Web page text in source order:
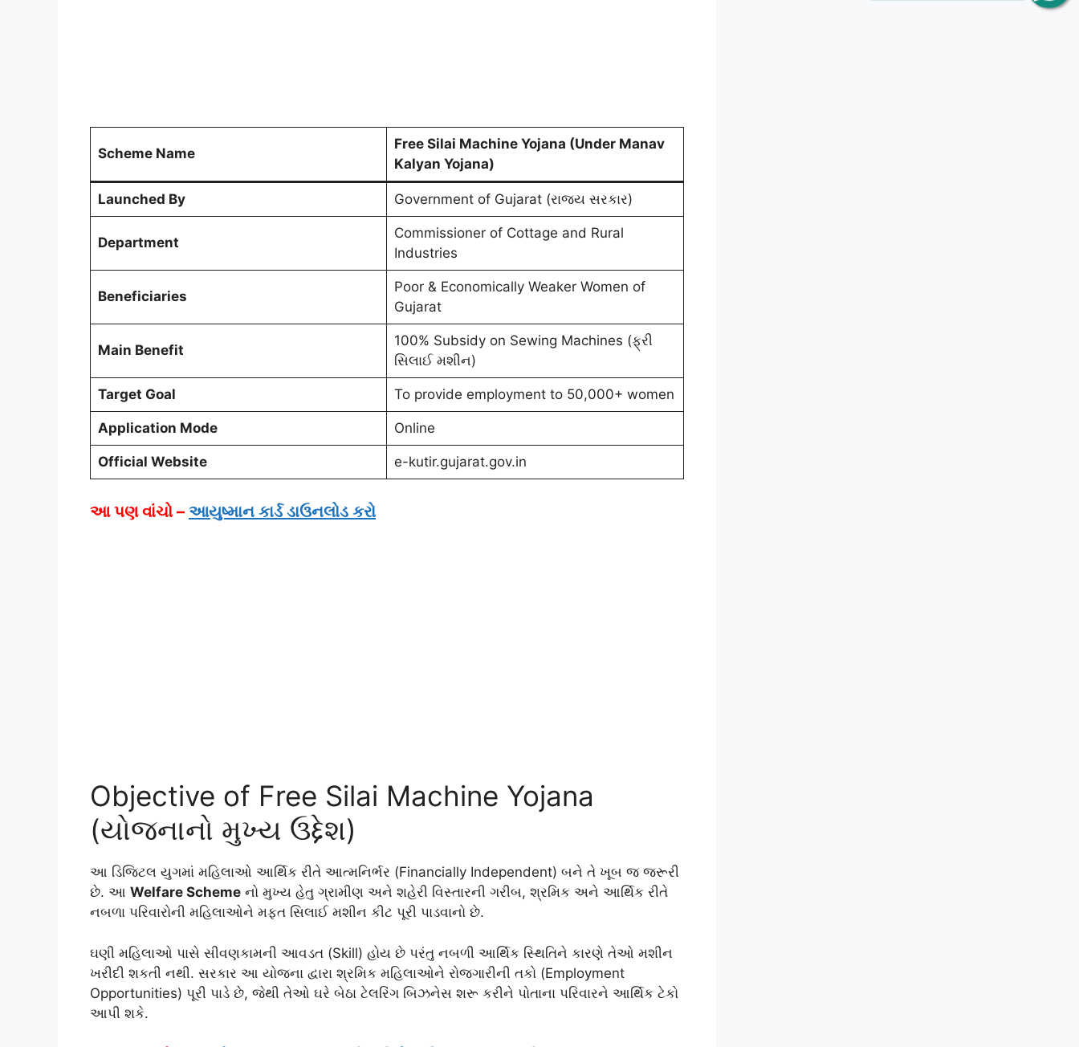
Scheme Name
Free Silai Machine Yojana (Under Manav
Kalyan Yojana)
Launched By Government of Gujarat (રાજ્ય સરકાર)
Department
Commissioner of Cottage and Rural
Industries
Beneficiaries
Poor & Economically Weaker Women of
Gujarat
Main Benefit
100% Subsidy on Sewing Machines (ફ્રી
સિલાઈ મશીન)
Target Goal To provide employment to 50,000+ women
Application Mode Online
Official Website e-kutir.gujarat.gov.in
આ પણ વાંચો – આયુષ્માન કાર્ડ ડાઉનલોડ કરો
Objective of Free Silai Machine Yojana
(યોજનાનો મુખ્ય ઉદ્દેશ)
આ ડિજિટલ યુગમાં મહિલાઓ આર્થિક રીતે આત્મનિર્ભર (Financially Independent) બને તે ખૂબ જ જરૂરી
છે. આ Welfare Scheme નો મુખ્ય હેતુ ગ્રામીણ અને શહેરી વિસ્તારની ગરીબ, શ્રમિક અને આર્થિક રીતે
નબળા પરિવારોની મહિલાઓને મફત સિલાઈ મશીન કીટ પૂરી પાડવાનો છે.
ઘણી મહિલાઓ પાસે સીવણકામની આવડત (Skill) હોય છે પરંતુ નબળી આર્થિક સ્થિતિને કારણે તેઓ મશીન
ખરીદી શકતી નથી. સરકાર આ યોજના દ્વારા શ્રમિક મહિલાઓને રોજગારીની તકો (Employment
Opportunities) પૂરી પાડે છે, જેથી તેઓ ઘરે બેઠા ટેલરિંગ બિઝનેસ શરૂ કરીને પોતાના પરિવારને આર્થિક ટેકો
આપી શકે.